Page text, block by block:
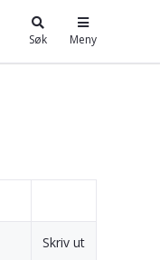
Søk Meny
Skriv ut